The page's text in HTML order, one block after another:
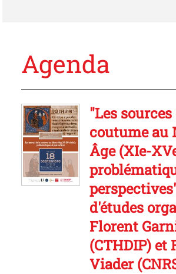
Agenda
"Les
coutume au
Âge (XIe-
d'études
Florent
(CTHDIP) et
Viader